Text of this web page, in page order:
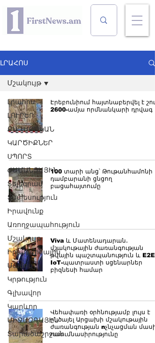
ԼՐԱՀՈՍ
Լրահոս
ԼՈՒՐԵՐ
ՔԱՂԱՔԱԿԱՆ
ԿԱՐԾԻՔՆԵՐ
ՍՊՈՐՏ
ԺԱՄԱՆՑԱՅԻՆ
Տելեգրամ
Տնտեսություն
Իրավունք
Առողջապահություն
Մշակույթ
Իրադարձային
Մամուլ
Կրթություն
Գլխավոր
Կարևոր
ՄԻՋԱԶԳԱՅԻՆ
Տարածաշրջան
Մշակույթ
Էրեբունիում հայտնաբերվել է
2600-ամյա որմնանկարի դրվագ
100 տարի անց՝ Թութանհամոնի
դամբարանի ցնցող
բացահայտումը
Viva և Մատենադարան․
մշակութային ժառանգության
թվային պաշտպանություն և E2E
IoT-պատրաստի սցենարներ
բիզնեսի համար
Վեհափառի օրհնությամբ լույս է
ընծայել Արցախի մշակութային
ժառանգության nչնչացման
ուսումնասիրությունը